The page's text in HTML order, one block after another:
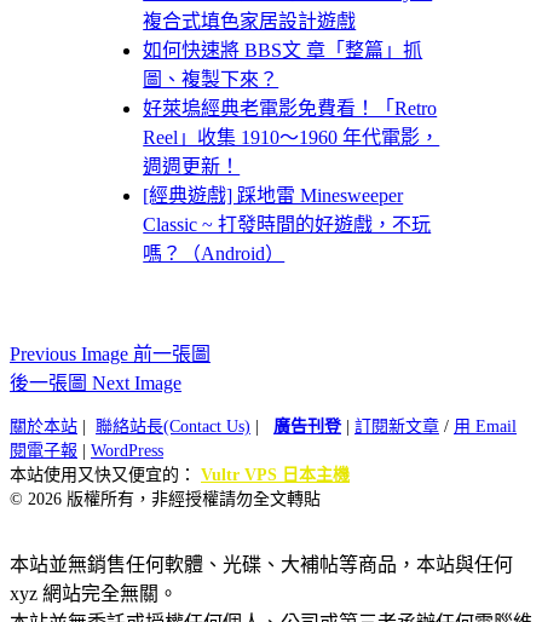
複合式填色家居設計遊戲
如何快速將 BBS文 章「整篇」抓
圖、複製下來？
好萊塢經典老電影免費看！「Retro
Reel」收集 1910～1960 年代電影，
週週更新！
[經典遊戲] 踩地雷 Minesweeper
Classic ~ 打發時間的好遊戲，不玩
嗎？（Android）
Previous Image 前一張圖
後一張圖 Next Image
關於本站 聯絡站長(Contact Us) 廣告刊登| 訂閱新文章 / 用 Email
閱電子報
WordPress
本站使用又快又便宜的： Vultr VPS 日本主機
© 2026 版權所有，非經授權請勿全文轉貼
本站並無銷售任何軟體、光碟、大補帖等商品，本站與任何
xyz 網站完全無關。